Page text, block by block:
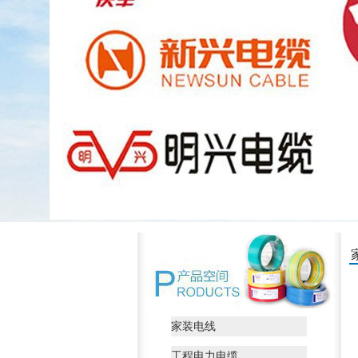
家装电线